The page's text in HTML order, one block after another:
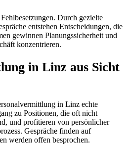
Durch gezielte
entstehen Entscheidungen, die
gewinnen Planungssicherheit und
konzentrieren.
in Linz aus Sicht
in Linz echte
zu Positionen, die oft nicht
und profitieren von persönlicher
Gespräche finden auf
werden offen besprochen.